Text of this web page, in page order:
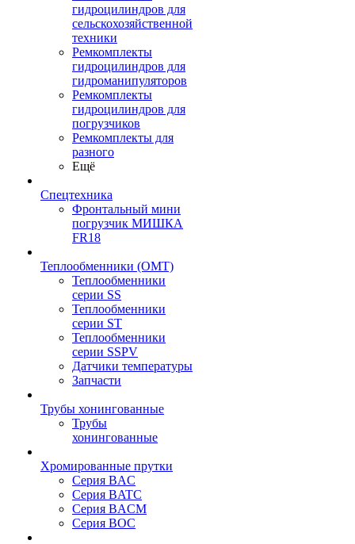
гидроцилиндров для
сельскохозяйственной
техники
Ремкомплекты
гидроцилиндров для
гидроманипуляторов
Ремкомплекты
гидроцилиндров для
погрузчиков
Ремкомплекты для
разного
Ещё
Спецтехника
Фронтальный мини
погрузчик МИШКА
FR18
Теплообменники (OMT)
Теплообменники
серии SS
Теплообменники
серии ST
Теплообменники
серии SSPV
Датчики температуры
Запчасти
Трубы хонингованные
Трубы
хонингованные
Хромированные прутки
Серия BAC
Серия BATC
Серия BACM
Серия BOC